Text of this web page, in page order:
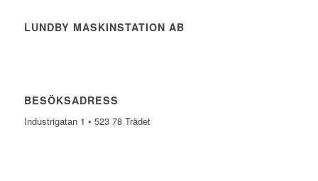
LUNDBY MASKINSTATION AB
BESÖKSADRESS
Industrigatan 1 • 523 78 Trädet